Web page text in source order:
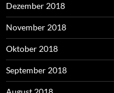
Dezember 2018
November 2018
Oktober 2018
September 2018